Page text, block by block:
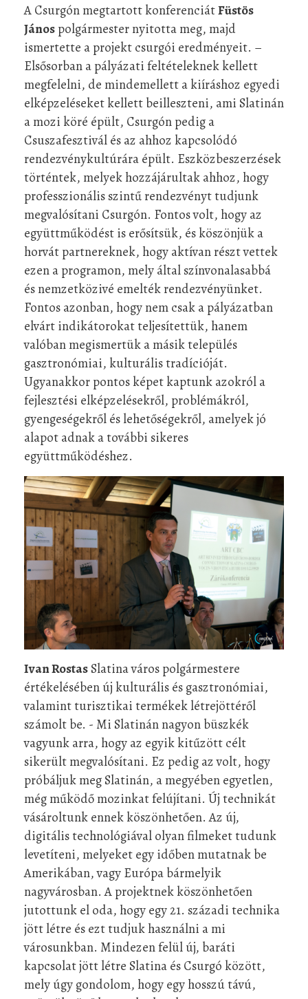
A Csurgón megtartott konferenciátFüstös
János polgármester nyitotta meg, majd
ismertette a projekt csurgói eredményeit. –
Elsősorban a pályázati feltételeknek kellett
megfelelni, de mindemellett a kiíráshoz egyedi
elképzeléseket kellett beilleszteni, ami Slatinán
a mozi köré épült, Csurgón pedig a
Csuszafesztivál és az ahhoz kapcsolódó
rendezvénykultúrára épült. Eszközbeszerzések
történtek, melyek hozzájárultak ahhoz, hogy
professzionális szintű rendezvényt tudjunk
megvalósítani Csurgón. Fontos volt, hogy az
együttműködést is erősítsük, és köszönjük a
horvát partnereknek, hogy aktívan részt vettek
ezen a programon, mely által színvonalasabbá
és nemzetközivé emelték rendezvényünket.
Fontos azonban, hogy nem csak a pályázatban
elvárt indikátorokat teljesítettük, hanem
valóban megismertük a másik település
gasztronómiai, kulturális tradícióját.
Ugyanakkor pontos képet kaptunk azokról a
fejlesztési elképzelésekről, problémákról,
gyengeségekről és lehetőségekről, amelyek jó
alapot adnak a további sikeres
együttműködéshez.
Ivan Rostas Slatina város polgármestere
értékelésében új kulturális és gasztronómiai,
valamint turisztikai termékek létrejöttéről
számolt be. - Mi Slatinán nagyon büszkék
vagyunk arra, hogy az egyik kitűzött célt
sikerült megvalósítani. Ez pedig az volt, hogy
próbáljuk meg Slatinán, a megyében egyetlen,
még működő mozinkat felújítani. Új technikát
vásároltunk ennek köszönhetően. Az új,
digitális technológiával olyan filmeket tudunk
levetíteni, melyeket egy időben mutatnak be
Amerikában, vagy Európa bármelyik
nagyvárosban. A projektnek köszönhetően
jutottunk el oda, hogy egy 21. századi technika
jött létre és ezt tudjuk használni a mi
városunkban. Mindezen felül új, baráti
kapcsolat jött létre Slatina és Csurgó között,
mely úgy gondolom, hogy egy hosszú távú,